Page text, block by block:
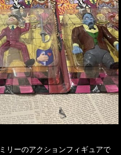
リーのアクションフィギュアで